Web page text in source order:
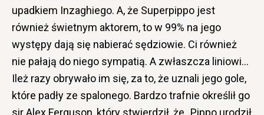
upadkiem Inzaghiego. A, że Superpippo jest
również świetnym aktorem, to w 99% na jego
występy dają się nabierać sędziowie. Ci również
nie pałają do niego sympatią. A zwłaszcza liniowi…
Ileż razy obrywało im się, za to, że uznali jego gole,
które padły ze spalonego. Bardzo trafnie określił go
sir Alex Ferguson, który stwierdził, że „Pippo urodził